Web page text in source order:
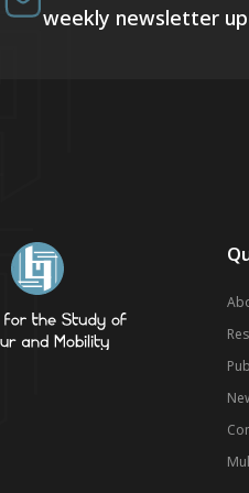
weekly newsletter